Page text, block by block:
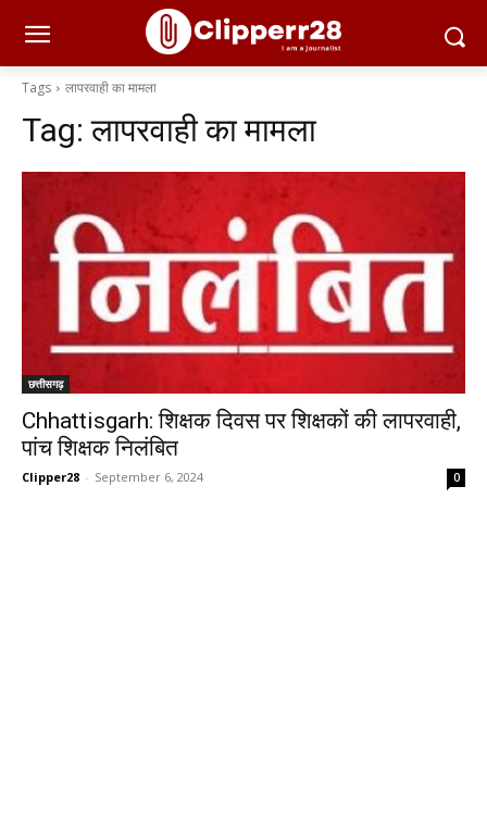
Tags लापरवाही का मामला
Tag:लापरवाही का मामला
छत्तीसगढ़
Chhattisgarh: शिक्षक दिवस पर शिक्षकों की लापरवाही,
पांच शिक्षक निलंबित
Clipper28 - September 6, 2024 0